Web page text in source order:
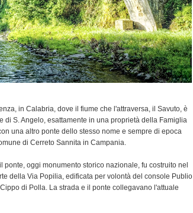
in Calabria, dove il fiume che l'attraversa, il Savuto, è
di S. Angelo, esattamente in una proprietà della Famiglia
una altro ponte dello stesso nome e sempre di epoca
di Cerreto Sannita in Campania.
oggi monumento storico nazionale, fu costruito nel
della Via Popilia, edificata per volontà del console Publio
di Polla. La strada e il ponte collegavano l'attuale